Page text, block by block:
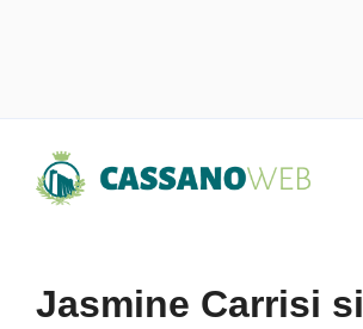
Jasmine Carrisi si